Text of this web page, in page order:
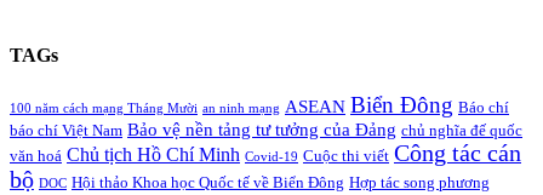
TAGs
100 năm cách mạng Tháng Mười an ninh mạng ASEAN Biển Đông Báo chí
báo chí Việt Nam Bảo vệ nền tảng tư tưởng của Đảng chủ nghĩa đế quốc
văn hoá Chủ tịch Hồ Chí Minh Covid-19 Cuộc thi viết Công tác cán
bộ DOC Hội thảo Khoa học Quốc tế về Biển Đông Hợp tác song phương